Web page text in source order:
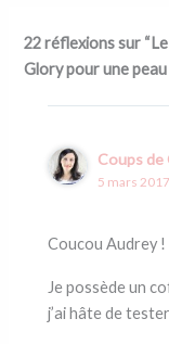
22 réflexions sur
Glory pour une
Coups
5 mars
Coucou Audrey !
Je possède un
j’ai hâte de